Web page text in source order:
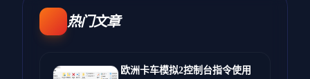
热门文章
欧洲卡车模拟2控制台指令使用